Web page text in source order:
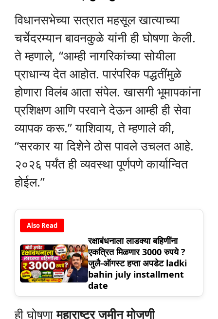
विधानसभेच्या सत्रात महसूल खात्याच्या
चर्चेदरम्यान बावनकुळे यांनी ही घोषणा केली.
ते म्हणाले, “आम्ही नागरिकांच्या सोयीला
प्राधान्य देत आहोत. पारंपरिक पद्धतींमुळे
होणारा विलंब आता संपेल. खासगी भूमापकांना
प्रशिक्षण आणि परवाने देऊन आम्ही ही सेवा
व्यापक करू.” याशिवाय, ते म्हणाले की,
“सरकार या दिशेने ठोस पावले उचलत आहे.
२०२६ पर्यंत ही व्यवस्था पूर्णपणे कार्यान्वित
होईल.”
Also Read
रक्षाबंधनाला लाडक्या बहिणींना
एकत्रित मिळणार 3000 रुपये ?
जुलै-ऑगस्ट हप्ता अपडेट ladki
bahin july installment
date
ही घोषणामहाराष्ट्र जमीन मोजणी